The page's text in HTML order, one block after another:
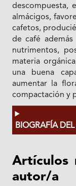
descompuesta,
almácigos,
cafetos,
de café
nutrimentos,
materia
una buena
aumentar la
compactación y
BIOGRAFÍA
Artículos
autor/a